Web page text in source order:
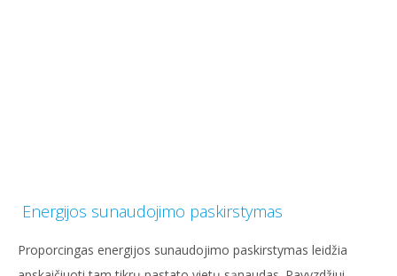
Energijos sunaudojimo paskirstymas
Proporcingas energijos sunaudojimo paskirstymas leidžia